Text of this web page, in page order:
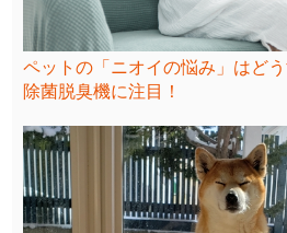
ペットの「ニオイの悩み」はど
除菌脱臭機に注目！